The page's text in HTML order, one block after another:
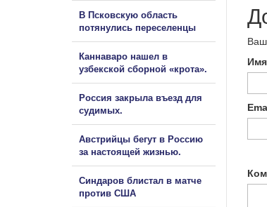
Ваш
Имя
В Псковскую область
потянулись переселенцы
Каннаваро нашел в
узбекской сборной «крота».
Россия закрыла въезд для
судимых.
Австрийцы бегут в Россию
за настоящей жизнью.
Синдаров блистал в матче
против США